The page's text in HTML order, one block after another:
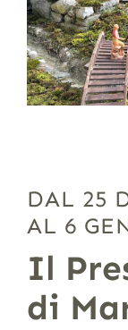
DAL 25
AL 6
Il
di